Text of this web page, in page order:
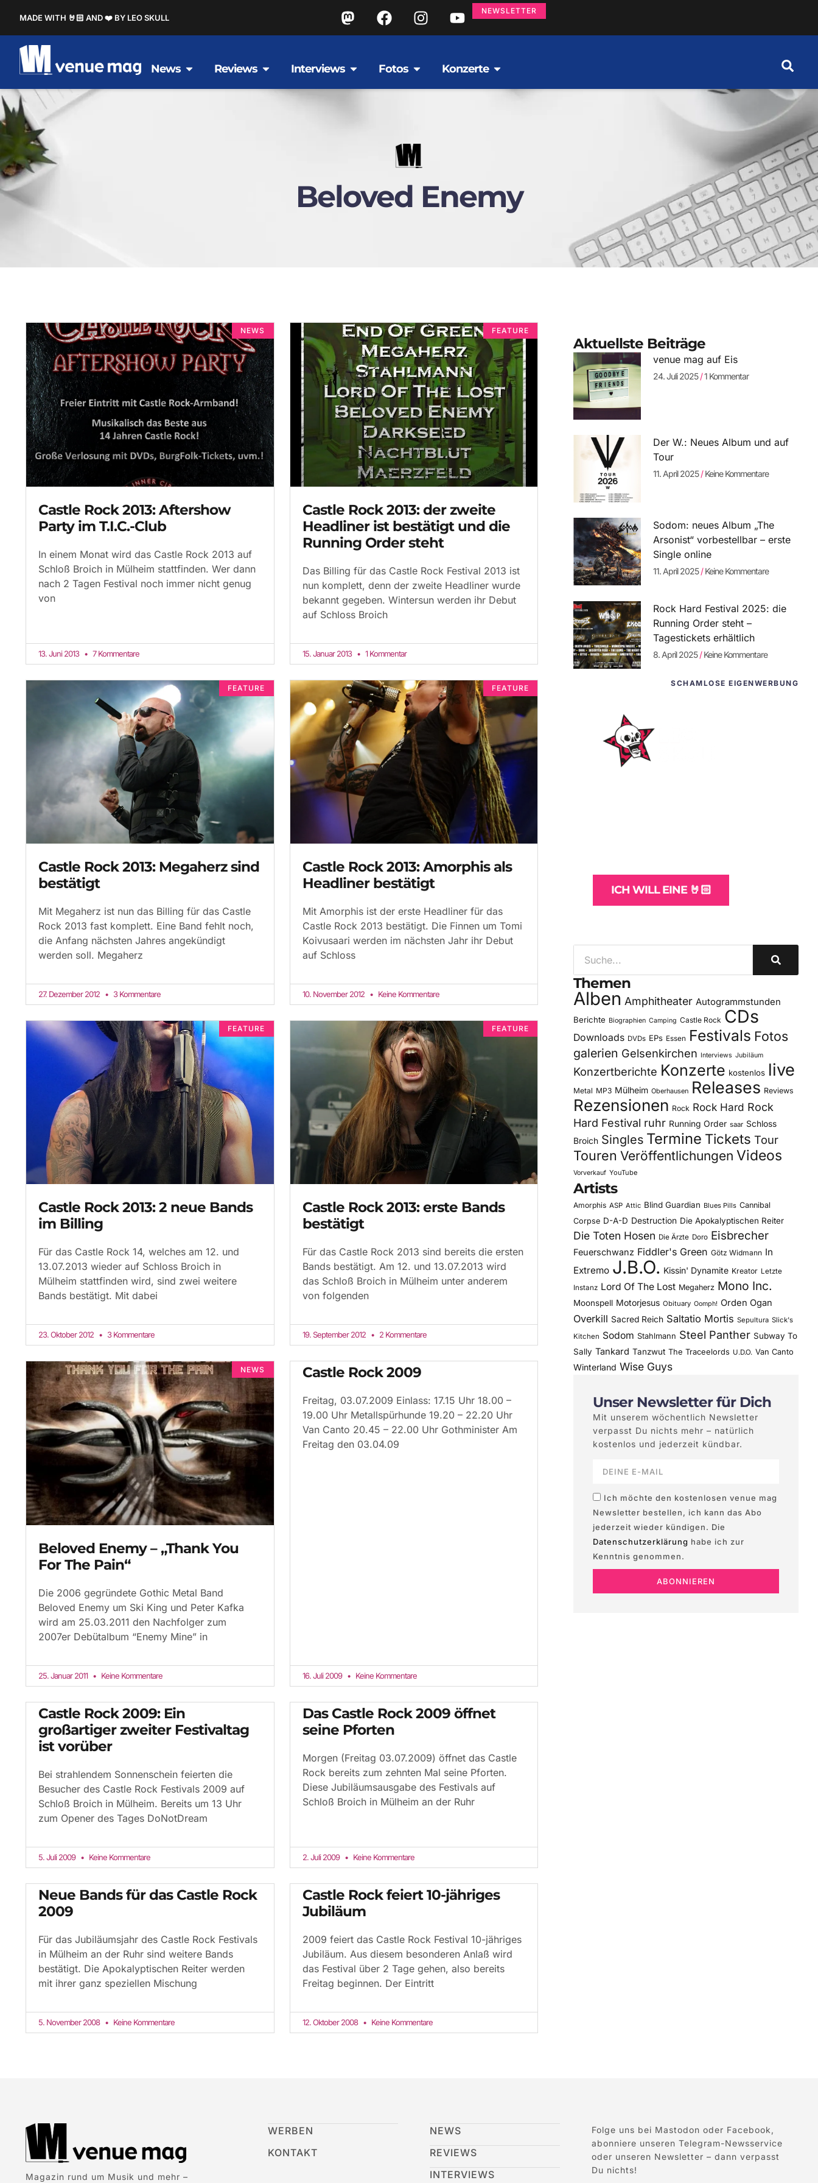
MADE WITH 🤘🏻 AND ❤️ BY LEO SKULL
NEWSLETTER
News Reviews Interviews Fotos Konzerte
Beloved Enemy
NEWS
Castle Rock 2013: Aftershow
Party im T.I.C.-Club
In einem Monat wird das Castle Rock 2013 auf
Schloß Broich in Mülheim stattfinden. Wer dann
nach 2 Tagen Festival noch immer nicht genug
von
13. Juni 2013 7 Kommentare
FEATURE
Castle Rock 2013: der zweite
Headliner ist bestätigt und die
Running Order steht
Das Billing für das Castle Rock Festival 2013 ist
nun komplett, denn der zweite Headliner wurde
bekannt gegeben. Wintersun werden ihr Debut
auf Schloss Broich
15. Januar 2013 1 Kommentar
FEATURE
Castle Rock 2013: Megaherz sind
bestätigt
Mit Megaherz ist nun das Billing für das Castle
Rock 2013 fast komplett. Eine Band fehlt noch,
die Anfang nächsten Jahres angekündigt
werden soll. Megaherz
27. Dezember 2012 3 Kommentare
FEATURE
Castle Rock 2013: Amorphis als
Headliner bestätigt
Mit Amorphis ist der erste Headliner für das
Castle Rock 2013 bestätigt. Die Finnen um Tomi
Koivusaari werden im nächsten Jahr ihr Debut
auf Schloss
10. November 2012 Keine Kommentare
FEATURE
Castle Rock 2013: 2 neue Bands
im Billing
Für das Castle Rock 14, welches am 12. und
13.07.2013 wieder auf Schloss Broich in
Mülheim stattfinden wird, sind zwei weitere
Bands bestätigt. Mit dabei
23. Oktober 2012 3 Kommentare
FEATURE
Castle Rock 2013: erste Bands
bestätigt
Für das Castle Rock 2013 sind bereits die ersten
Bands bestätigt. Am 12. und 13.07.2013 wird
das Schloß Broich in Mülheim unter anderem
von folgenden
19. September 2012 2 Kommentare
NEWS
Beloved Enemy – „Thank You
For The Pain“
Die 2006 gegründete Gothic Metal Band
Beloved Enemy um Ski King und Peter Kafka
wird am 25.03.2011 den Nachfolger zum
2007er Debütalbum “Enemy Mine” in
25. Januar 2011 Keine Kommentare
Castle Rock 2009
Freitag, 03.07.2009 Einlass: 17.15 Uhr 18.00 –
19.00 Uhr Metallspürhunde 19.20 – 22.20 Uhr
Van Canto 20.45 – 22.00 Uhr Gothminister Am
Freitag den 03.04.09
16. Juli 2009 Keine Kommentare
Castle Rock 2009: Ein
großartiger zweiter Festivaltag
ist vorüber
Bei strahlendem Sonnenschein feierten die
Besucher des Castle Rock Festivals 2009 auf
Schloß Broich in Mülheim. Bereits um 13 Uhr
zum Opener des Tages DoNotDream
5. Juli 2009 Keine Kommentare
Das Castle Rock 2009 öffnet
seine Pforten
Morgen (Freitag 03.07.2009) öffnet das Castle
Rock bereits zum zehnten Mal seine Pforten.
Diese Jubiläumsausgabe des Festivals auf
Schloß Broich in Mülheim an der Ruhr
2. Juli 2009 Keine Kommentare
Neue Bands für das Castle Rock
2009
Für das Jubiläumsjahr des Castle Rock Festivals
in Mülheim an der Ruhr sind weitere Bands
bestätigt. Die Apokalyptischen Reiter werden
mit ihrer ganz speziellen Mischung
5. November 2008 Keine Kommentare
Castle Rock feiert 10-jähriges
Jubiläum
2009 feiert das Castle Rock Festival 10-jähriges
Jubiläum. Aus diesem besonderen Anlaß wird
das Festival über 2 Tage gehen, also bereits
Freitag beginnen. Der Eintritt
12. Oktober 2008 Keine Kommentare
Aktuellste Beiträge
venue mag auf Eis
24. Juli 2025 1 Kommentar
Der W.: Neues Album und auf
Tour
11. April 2025 Keine Kommentare
Sodom: neues Album „The
Arsonist“ vorbestellbar – erste
Single online
11. April 2025 Keine Kommentare
Rock Hard Festival 2025: die
Running Order steht –
Tagestickets erhältlich
8. April 2025 Keine Kommentare
SCHAMLOSE EIGENWERBUNG
ICH WILL EINE 🤘🏻
Themen
Alben Amphitheater Autogrammstunden
Berichte Biographien Camping Castle Rock CDs
Downloads DVDs EPs Essen Festivals Fotos
galerien Gelsenkirchen Interviews Jubiläum
Konzertberichte Konzerte kostenlos live
Metal MP3 Mülheim Oberhausen Releases Reviews
Rezensionen Rock Rock Hard Rock
Hard Festival ruhr Running Order saar Schloss
Broich Singles Termine Tickets Tour
Touren Veröffentlichungen Videos
Vorverkauf YouTube
Artists
Amorphis ASP Attic Blind Guardian Blues Pills Cannibal
Corpse D-A-D Destruction Die Apokalyptischen Reiter
Die Toten Hosen Die Ärzte Doro Eisbrecher
Feuerschwanz Fiddler's Green Götz Widmann In
Extremo J.B.O. Kissin' Dynamite Kreator Letzte
Instanz Lord Of The Lost Megaherz Mono Inc.
Moonspell Motorjesus Obituary Oomph! Orden Ogan
Overkill Sacred Reich Saltatio Mortis Sepultura Slick's
Kitchen Sodom Stahlmann Steel Panther Subway To
Sally Tankard Tanzwut The Traceelords U.D.O. Van Canto
Winterland Wise Guys
Unser Newsletter für Dich
Mit unserem wöchentlich Newsletter
verpasst Du nichts mehr – natürlich
kostenlos und jederzeit kündbar.
Ich möchte den kostenlosen venue mag
Newsletter bestellen, ich kann das Abo
jederzeit wieder kündigen. Die
Datenschutzerklärung habe ich zur
Kenntnis genommen.
ABONNIEREN
Magazin rund um Musik und mehr –
WERBEN
KONTAKT
NEWS
REVIEWS
INTERVIEWS
Folge uns bei Mastodon oder Facebook,
abonniere unseren Telegram-Newsservice
oder unseren Newsletter – dann verpasst
Du nichts!